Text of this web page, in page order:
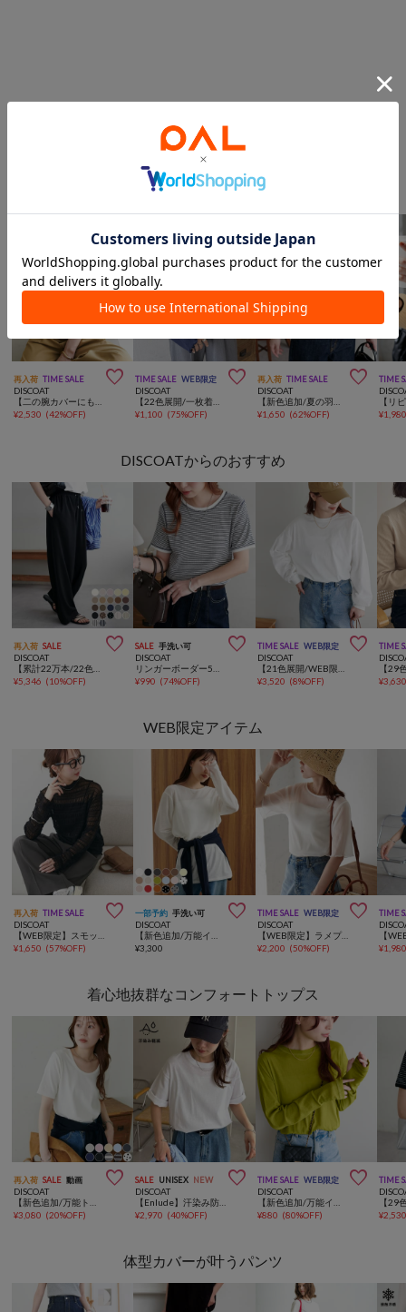
こんなアイテムも見ています
トップスからのおすすめ
再入荷 TIME SALE 
DISCOAT
¥2,530 (42%OFF)
TIME SALE WEB限定 
DISCOAT
¥1,100 (75%OFF)
再入荷 TIME SALE 
DISCOAT
¥1,650 (62%OFF)
TIME
¥
DISCOATからのおすすめ
再入荷 SALE 
DISCOAT
¥5,346 (10%OFF)
SALE 手洗い可 
DISCOAT
¥990 (74%OFF)
TIME SALE WEB限定 
DISCOAT
¥3,520 (8%OFF)
TIME
¥
WEB限定アイテム
再入荷 TIME SALE 
DISCOAT
¥1,650 (57%OFF)
一部予約 手洗い可 
DISCOAT
¥3,300
TIME SALE WEB限定 
DISCOAT
【WEB限定】ラメプリーツシアーTシャツ
¥2,200 (50%OFF)
TIME
¥
着心地抜群なコンフォートトップス
再入荷 SALE 動画 
DISCOAT
¥3,080 (20%OFF)
SALE UNISEX NEW 
DISCOAT
¥2,970 (40%OFF)
TIME SALE WEB限定 
DISCOAT
¥880 (80%OFF)
TIME
¥
体型カバーが叶うパンツ